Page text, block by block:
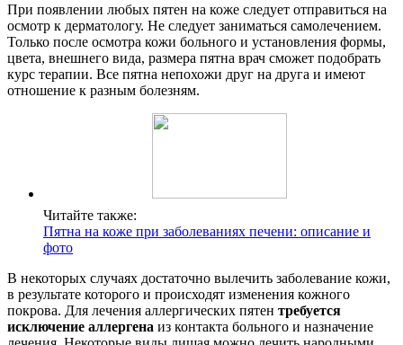
При появлении любых пятен на коже следует отправиться на
осмотр к дерматологу. Не следует заниматься самолечением.
Только после осмотра кожи больного и установления формы,
цвета, внешнего вида, размера пятна врач сможет подобрать
курс терапии. Все пятна непохожи друг на друга и имеют
отношение к разным болезням.
Читайте также:
Пятна на коже при заболеваниях печени: описание и
фото
В некоторых случаях достаточно вылечить заболевание кожи,
в результате которого и происходят изменения кожного
покрова. Для лечения аллергических пятен требуется
исключение аллергена из контакта больного и назначение